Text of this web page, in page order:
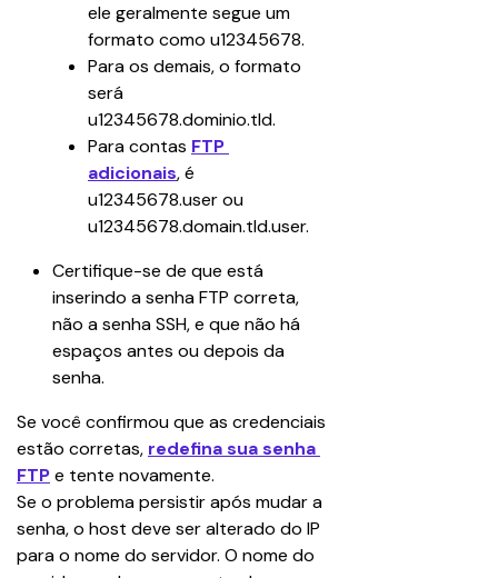
ele geralmente segue um
formato como u12345678.
Para os demais, o formato
será
u12345678.dominio.tld.
Para contas FTP
adicionais, é
u12345678.user ou
u12345678.domain.tld.user.
Certifique-se de que está
inserindo a senha FTP correta,
não a senha SSH, e que não há
espaços antes ou depois da
senha.
Se você confirmou que as credenciais
estão corretas, redefina sua senha
FTPe tente novamente.
Se o problema persistir após mudar a
senha, o host deve ser alterado do IP
para o nome do servidor. O nome do